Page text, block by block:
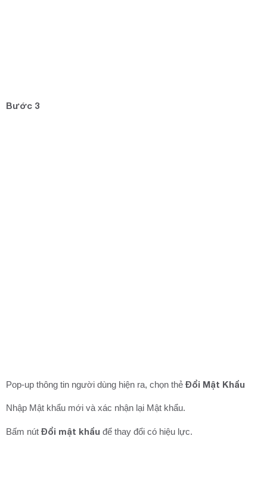
Bước 3
Pop-up thông tin người dùng hiện ra, chọn thẻ Đổi Mật Khẩu
Nhập Mật khẩu mới và xác nhận lại Mật khẩu.
Bấm nút Đổi mật khẩu để thay đổi có hiệu lực.